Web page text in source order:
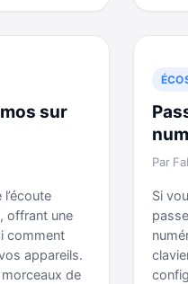
sur
offrant une
comment
appareils.
morceaux de
Par
Si